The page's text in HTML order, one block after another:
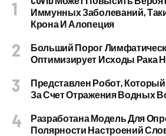
Иммунных Заболеваний,
Крона И Алопеция
Больший Порог
Оптимизирует Исходы Рака
Представлен Робот,
За Счет Отражения Водных
Разработана Модель Для
Полярности Настроений